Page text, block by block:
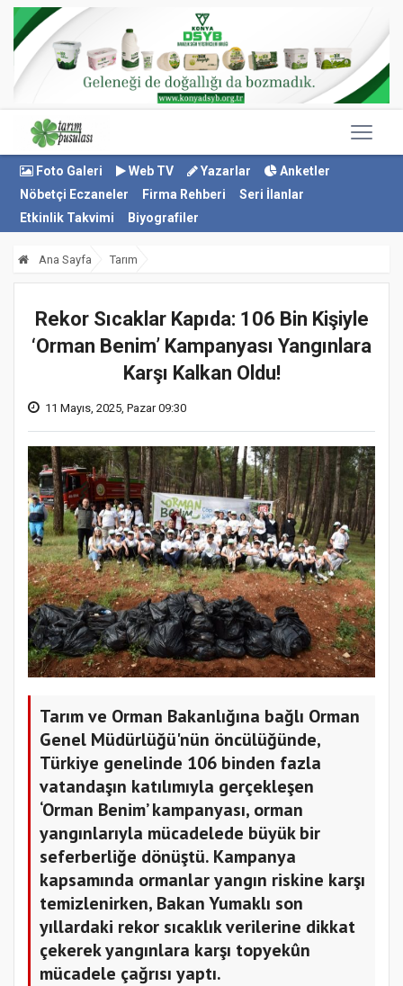
Foto Galeri Web TV Yazarlar
Anketler
Nöbetçi Eczaneler
Firma Rehberi
Seri İlanlar
Etkinlik Takvimi
Biyografiler
Ana Sayfa Tarım
Rekor Sıcaklar Kapıda: 106 Bin Kişiyle
‘Orman Benim’ Kampanyası Yangınlara
Karşı Kalkan Oldu!
11 Mayıs, 2025, Pazar 09:30
Tarım ve Orman Bakanlığına bağlı Orman
Genel Müdürlüğü'nün öncülüğünde,
Türkiye genelinde 106 binden fazla
vatandaşın katılımıyla gerçekleşen
‘Orman Benim’ kampanyası, orman
yangınlarıyla mücadelede büyük bir
seferberliğe dönüştü. Kampanya
kapsamında ormanlar yangın riskine karşı
temizlenirken, Bakan Yumaklı son
yıllardaki rekor sıcaklık verilerine dikkat
çekerek yangınlara karşı topyekûn
mücadele çağrısı yaptı.